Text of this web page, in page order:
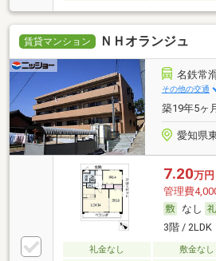
賃貸マンション ＮＨオランジュ
名鉄常
その他の交通
築19年5ヶ
愛知県
7.20万円
管理費
なし
3階 / 2LDK
礼金なし 敷金なし